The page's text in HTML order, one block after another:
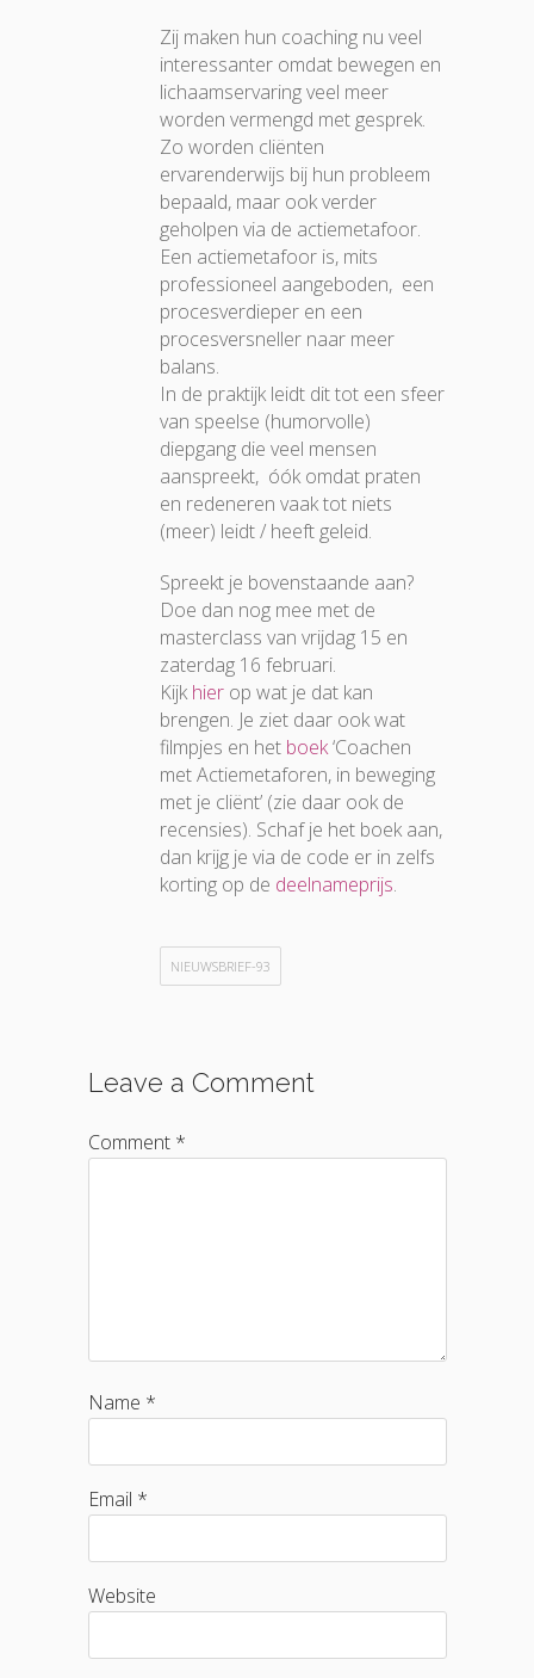
Zij maken hun coaching nu veel
interessanter omdat bewegen en
lichaamservaring veel meer
worden vermengd met gesprek.
Zo worden cliënten
ervarenderwijs bij hun probleem
bepaald, maar ook verder
geholpen via de actiemetafoor.
Een actiemetafoor is, mits
professioneel aangeboden, een
procesverdieper en een
procesversneller naar meer
balans.
In de praktijk leidt dit tot een sfeer
van speelse (humorvolle)
diepgang die veel mensen
aanspreekt, óók omdat praten
en redeneren vaak tot niets
(meer) leidt / heeft geleid.
Spreekt je bovenstaande aan?
Doe dan nog mee met de
masterclass van vrijdag 15 en
zaterdag 16 februari.
Kijkhier op wat je dat kan
brengen. Je ziet daar ook wat
filmpjes en het boek‘Coachen
met Actiemetaforen, in beweging
met je cliënt’ (zie daar ook de
recensies). Schaf je het boek aan,
dan krijg je via de code er in zelfs
korting op de deelnameprijs.
NIEUWSBRIEF-93
Leave a Comment
Comment *
Name *
Email *
Website